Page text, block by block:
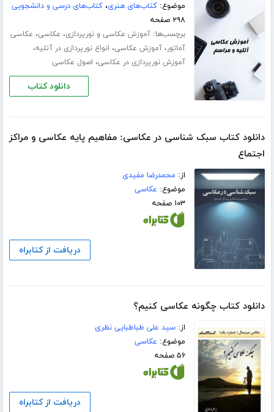
موضوع:کتاب‌های هنری،کتاب‌های درسی و دانشجویی
۲۹۸ صفحه
برچسب‌ها:آموزش عکاسی و نورپردازی، عکاسی، عکاسی
آماتور،آموزش عکاسی، انواع نورپردازی در آتلیه،
آموزش نورپردازی در عکاسی، اصول عکاسی
دانلود کتاب
دانلود کتاب سبک شناسی در عکاسی: مفاهیم پایه عکاسی و مراکز
اجتماع
از: محمدرضا مفیدی
موضوع: عکاسی
۱۰۳ صفحه
دریافت از کتابراه
دانلود کتاب چگونه عکاسی کنیم؟
از:سید علی طباطبایی نظری
موضوع: عکاسی
۵۶ صفحه
دریافت از کتابراه